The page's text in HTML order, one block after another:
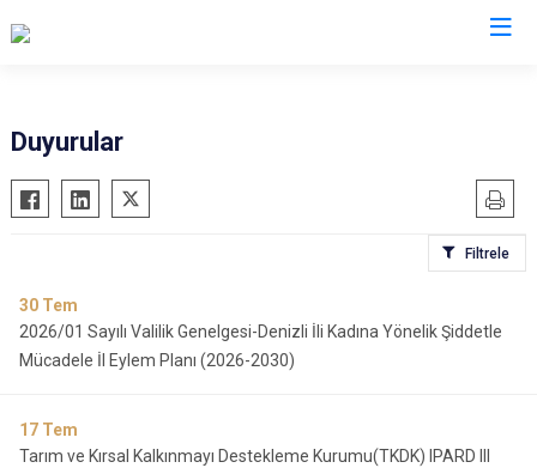
Duyurular
Filtrele
30 Tem
2026/01 Sayılı Valilik Genelgesi-Denizli İli Kadına Yönelik Şiddetle
Mücadele İl Eylem Planı (2026-2030)
17 Tem
Tarım ve Kırsal Kalkınmayı Destekleme Kurumu(TKDK) IPARD III